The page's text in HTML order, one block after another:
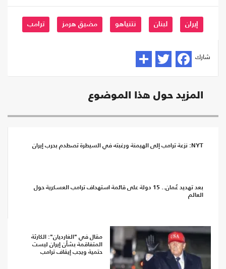
إيران لبنان نتنياهو مضيق هرمز ترامب
شارك
المزيد حول هذا الموضوع
NYT: نزعة ترامب إلى الهيمنة ورغبته في السيطرة تصطدم بحرب إيران
بعد تهديد عُمان.. 15 دولة على قائمة استهداف ترامب العسكرية حول
العالم
مقال في "الغارديان": الكارثة
المتفاقمة بشأن إيران ليست
حتمية ويجب إيقاف ترامب